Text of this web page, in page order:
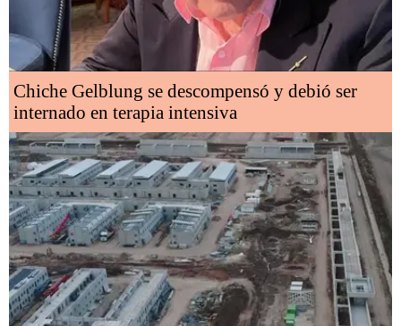
Chiche Gelblung se descompensó y debió ser
internado en terapia intensiva